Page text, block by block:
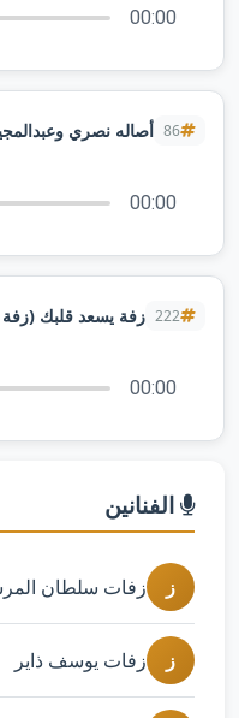
00:00
86
00:00
222
00:00
الفنانين
ز زفات سلطان
ز زفات يوسف ذاير